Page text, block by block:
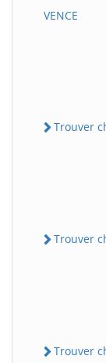
VENCE
Trouver
Trouver
Trouver